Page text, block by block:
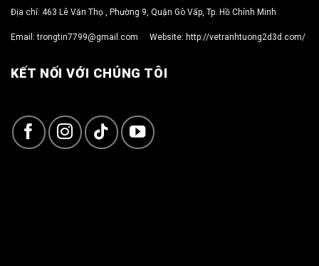
Địa chỉ: 463 Lê Văn Thọ , Phường 9, Quận Gò Vấp, Tp. Hồ Chính Minh
Email:trongtin7799@gmail.com Website: http://vetranhtuong2d3d.com/
KẾT NỐI VỚI CHÚNG TÔI